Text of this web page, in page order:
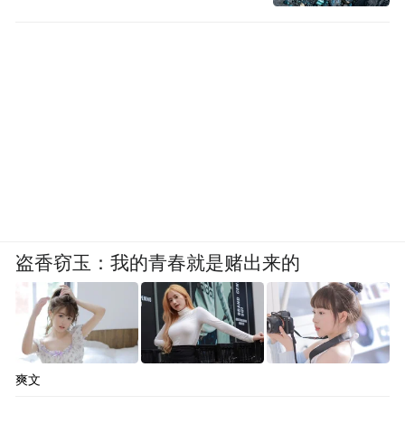
盗香窃玉：我的青春就是赌出来的
爽文